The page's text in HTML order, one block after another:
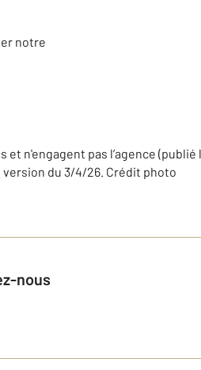
notre
n'engagent pas l’agence (publié
version du 3/4/26. Crédit photo
nous